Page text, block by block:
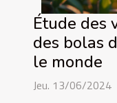
Étude des
des bolas
le monde
Jeu. 13/06/2024